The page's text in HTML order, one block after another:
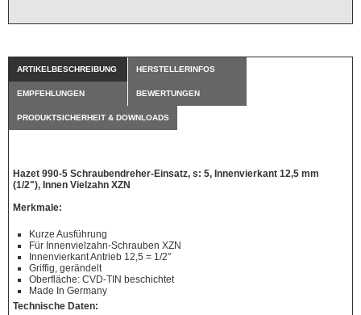
ARTIKELBESCHREIBUNG HERSTELLERINFOS
EMPFEHLUNGEN BEWERTUNGEN
PRODUKTSICHERHEIT & DOWNLOADS
Hazet 990-5 Schraubendreher-Einsatz, s: 5, Innenvierkant 12,5 mm
(1/2"), Innen Vielzahn XZN
Merkmale:
Kurze Ausführung
Für Innenvielzahn-Schrauben XZN
Innenvierkant Antrieb 12,5 = 1/2"
Griffig, gerändelt
Oberfläche: CVD-TIN beschichtet
Made In Germany
Technische Daten: